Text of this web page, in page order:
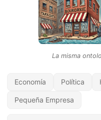
La misma
Economía Política
Pequeña Empresa